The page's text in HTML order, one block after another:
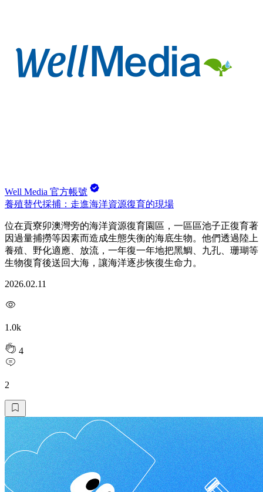
Well Media 官方帳號
養殖替代採捕：走進海洋資源復育的現場
位在貢寮卯澳灣旁的海洋資源復育園區，一區區池子正復育著
因過量捕撈等因素而造成生態失衡的海底生物。他們透過陸上
養殖、野化適應、放流，一年復一年地把黑鯛、九孔、珊瑚等
生物復育後送回大海，讓海洋逐步恢復生命力。
2026.02.11
1.0k
4
2